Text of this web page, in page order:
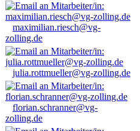
maximilian.riesch@vg-
zolling.de
julia.rottmueller@vg-zolling.de
florian.schranner@vg-
zolling.de